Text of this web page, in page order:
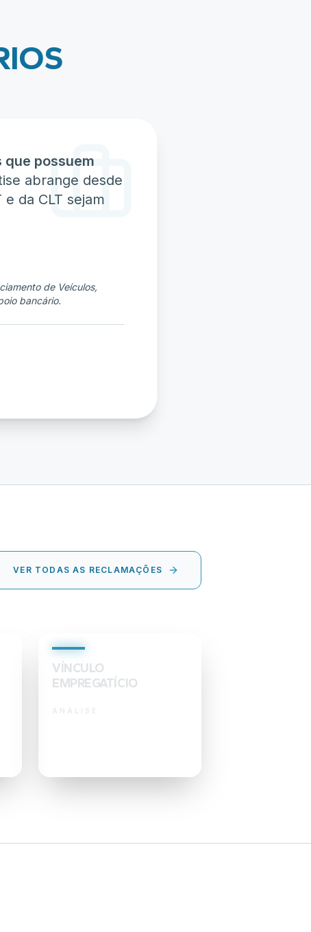
possuem
abrange desde
da CLT sejam
de Veículos,
bancário.
VER TODAS AS RECLAMAÇÕES
VÍNCULO
EMPREGATÍCIO
ANÁLISE